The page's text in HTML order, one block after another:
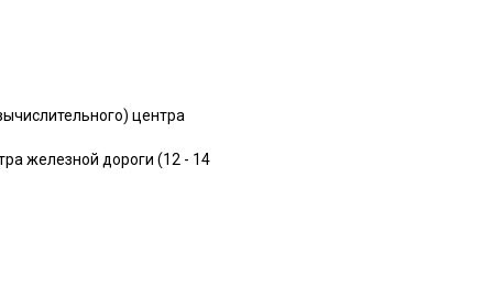
центра
железной дороги (12 - 14